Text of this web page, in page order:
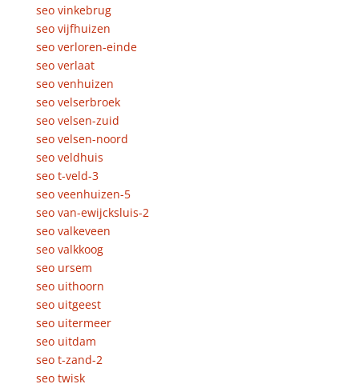
seo vinkebrug
seo vijfhuizen
seo verloren-einde
seo verlaat
seo venhuizen
seo velserbroek
seo velsen-zuid
seo velsen-noord
seo veldhuis
seo t-veld-3
seo veenhuizen-5
seo van-ewijcksluis-2
seo valkeveen
seo valkkoog
seo ursem
seo uithoorn
seo uitgeest
seo uitermeer
seo uitdam
seo t-zand-2
seo twisk